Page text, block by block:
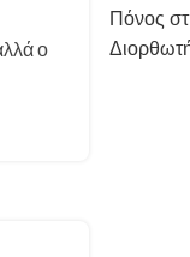
ο
Πόνος